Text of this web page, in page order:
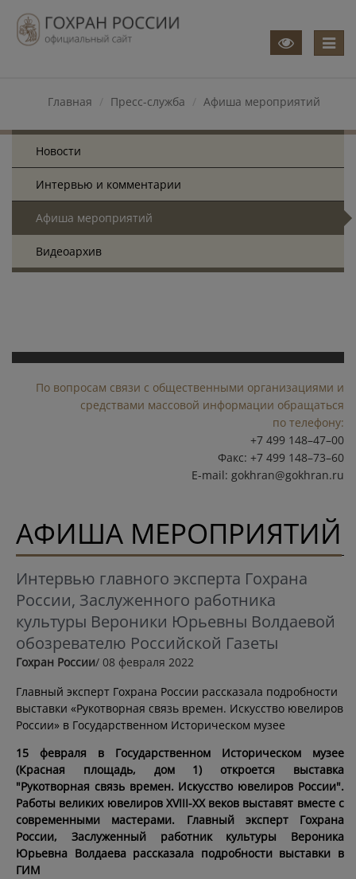
Меню
Главная Пресс-служба Афиша мероприятий
Новости
Интервью и комментарии
Афиша мероприятий
Видеоархив
По вопросам связи с общественными организациями и
средствами массовой информации обращаться
по телефону:
+7 499 148–47–00
Факс: +7 499 148–73–60
E-mail: gokhran@gokhran.ru
АФИША МЕРОПРИЯТИЙ
Интервью главного эксперта Гохрана
России, Заслуженного работника
культуры Вероники Юрьевны Волдаевой
обозревателю Российской Газеты
Гохран России/ 08 февраля 2022
Главный эксперт Гохрана России рассказала подробности
выставки «Рукотворная связь времен. Искусство ювелиров
России» в Государственном Историческом музее
15 февраля в Государственном Историческом музее
(Красная площадь, дом 1) откроется выставка
"Рукотворная связь времен. Искусство ювелиров России".
Работы великих ювелиров XVIII-XX веков выставят вместе с
современными мастерами. Главный эксперт Гохрана
России, Заслуженный работник культуры Вероника
Юрьевна Волдаева рассказала подробности выставки в
ГИМ